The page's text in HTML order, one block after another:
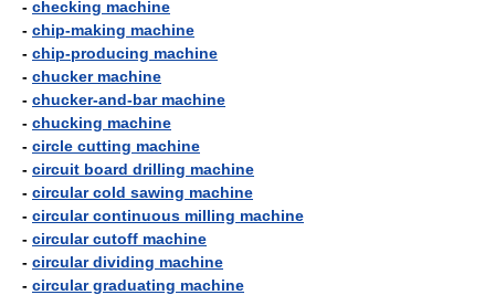
- checking machine
- chip-making machine
- chip-producing machine
- chucker machine
- chucker-and-bar machine
- chucking machine
- circle cutting machine
- circuit board drilling machine
- circular cold sawing machine
- circular continuous milling machine
- circular cutoff machine
- circular dividing machine
- circular graduating machine